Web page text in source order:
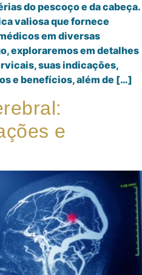
do pescoço e da cabeça.
valiosa que fornece
em diversas
exploraremos em detalhes
suas indicações,
e benefícios, além de […]
e